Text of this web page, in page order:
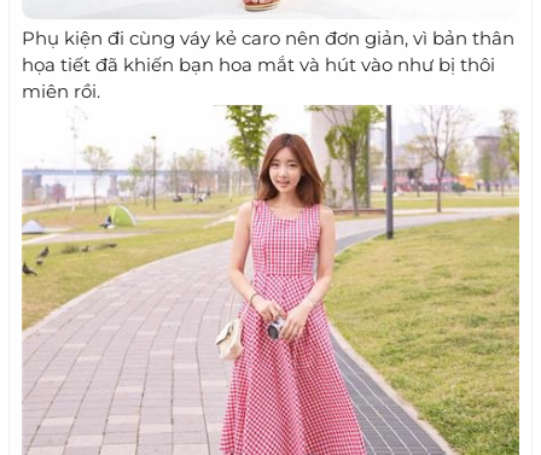
Phụ kiện đi cùng váy kẻ caro nên đơn giản, vì bản thân
họa tiết đã khiến bạn hoa mắt và hút vào như bị thôi
miên rồi.